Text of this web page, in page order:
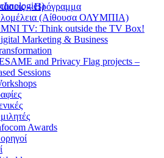
– Πρόγραμμα
(Αίθουσα ΟΛΥΜΠΙΑ)
TV: Think outside the TV Box!
Marketing & Business
and Privacy Flag projects –
Sessions
Awards